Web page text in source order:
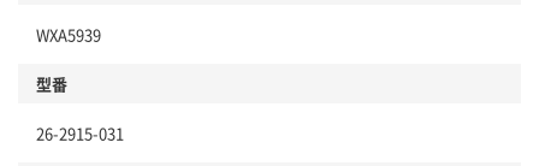
WXA5939
型番
26-2915-031